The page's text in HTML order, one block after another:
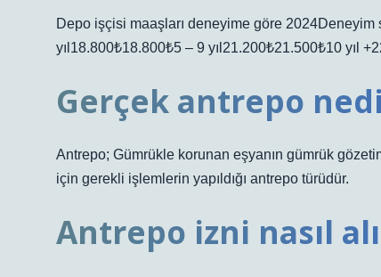
Depo işçisi maaşları deneyime göre
yıl18.800₺18.800₺5 – 9 yıl21.200₺21.500₺10 yıl
Gerçek antrepo
Antrepo; Gümrükle korunan eşyanın gümrük
için gerekli işlemlerin yapıldığı antrepo türüdür.
Antrepo izni nasıl